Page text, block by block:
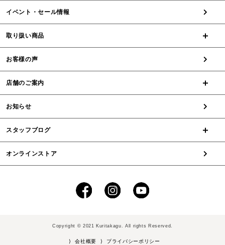
イベント・セール情報
取り扱い商品
お客様の声
店舗のご案内
お知らせ
スタッフブログ
オンラインストア
Copyright © 2021 Kuritakagu. All rights Reserved.
⟩ 会社概要 ⟩ プライバシーポリシー